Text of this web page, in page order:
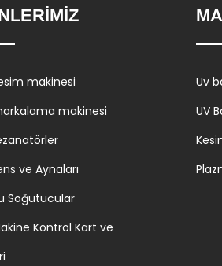
makinesi
makinesi
ve Aynaları
Soğutucular
Kontrol Kart ve
Uv
UV